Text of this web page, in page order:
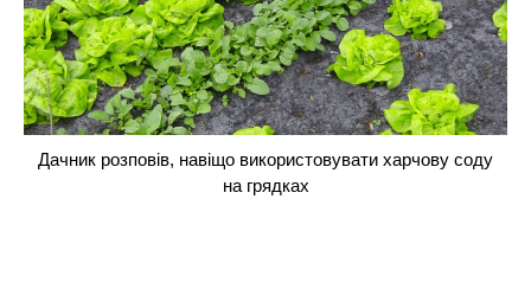
Дачник розповів, навіщо використовувати харчову соду
на грядках